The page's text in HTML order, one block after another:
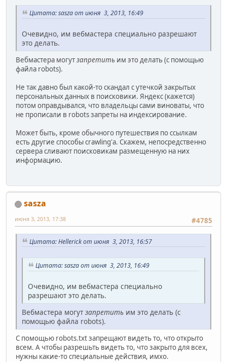
Цитата: sasza от июня 3, 2013, 16:49
Очевидно, им вебмастера специально разрешают
это делать.
Вебмастера могутзапретить им это делать (с помощью
файла robots).
Не так давно был какой-то скандал с утечкой закрытых
персональных данных в поисковики. Яндекс (кажется)
потом оправдывался, что владельцы сами виноваты, что
не прописали в robots запреты на индексирование.
Может быть, кроме обычного путешествия по ссылкам
есть другие способы crawling'а. Скажем, непосредственно
сервера сливают поисковикам размещенную на них
информацию.
sasza
#4785
июня 3, 2013, 17:38
Цитата: Hellerick от июня 3, 2013, 16:57
Цитата: sasza от июня 3, 2013, 16:49
Очевидно, им вебмастера специально
разрешают это делать.
Вебмастера могутзапретить им это делать (с
помощью файла robots).
С помощью robots.txt запрещают видеть то, что открыто
всем. А чтобы разрешьть видеть то, что закрыто для всех,
нужны какие-то специальные действия, имхо.